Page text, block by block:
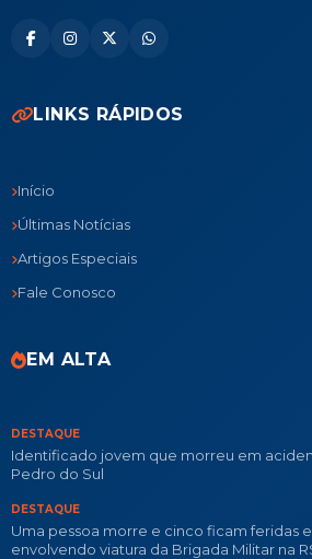
LINKS RÁPIDOS
Início
Últimas Notícias
Artigos Especiais
Fale Conosco
EM ALTA
DESTAQUE
Identificado jovem que morreu em
Pedro do Sul
DESTAQUE
Uma pessoa morre e cinco ficam feridas
envolvendo viatura da Brigada Militar na